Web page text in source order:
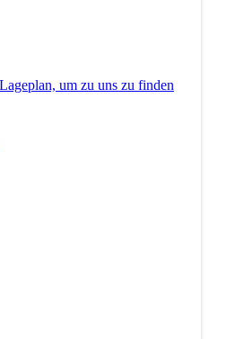
um zu uns zu finden